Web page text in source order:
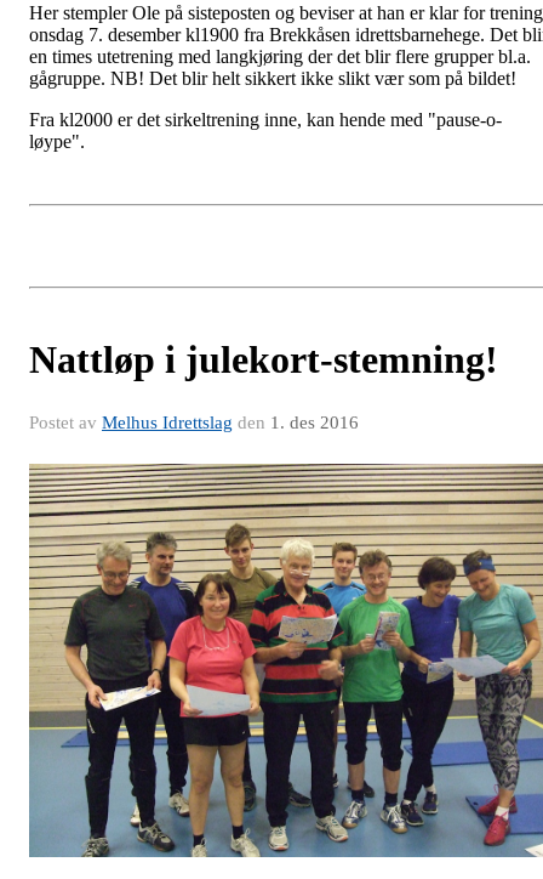
Her stempler Ole på sisteposten og beviser at han er klar for trening
onsdag 7. desember kl1900 fra Brekkåsen idrettsbarnehege. Det
en times utetrening med langkjøring der det blir flere grupper bl.a.
gågruppe. NB! Det blir helt sikkert ikke slikt vær som på bildet!
Fra kl2000 er det sirkeltrening inne, kan hende med "pause-o-
løype".
Nattløp i julekort-stemning!
Postet av Melhus Idrettslag den 1. des 2016